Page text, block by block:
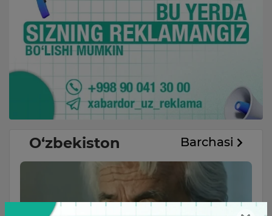
O‘zbekiston Barchasi